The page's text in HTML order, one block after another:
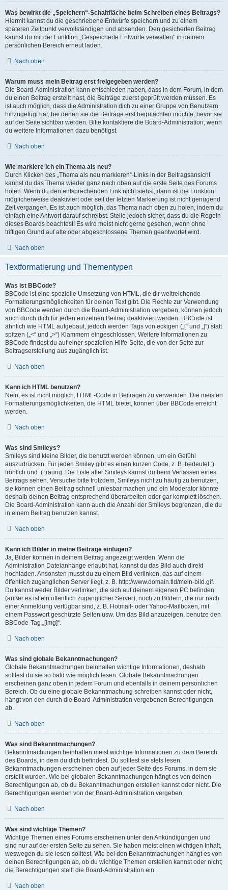
Was bewirkt die „Speichern“-Schaltfläche beim Schreiben eines Beitrags?
Hiermit kannst du die geschriebene Entwürfe speichern und zu einem
späteren Zeitpunkt vervollständigen und absenden. Den gesicherten Beitrag
kannst du mit der Funktion „Gespeicherte Entwürfe verwalten“ in deinem
persönlichen Bereich erneut laden.
Nach oben
Warum muss mein Beitrag erst freigegeben werden?
Die Board-Administration kann entschieden haben, dass in dem Forum, in dem
du einen Beitrag erstellt hast, die Beiträge zuerst geprüft werden müssen. Es
ist auch möglich, dass die Administration dich zu einer Gruppe von Benutzern
hinzugefügt hat, bei denen sie die Beiträge erst begutachten möchte, bevor sie
auf der Seite sichtbar werden. Bitte kontaktiere die Board-Administration, wenn
du weitere Informationen dazu benötigst.
Nach oben
Wie markiere ich ein Thema als neu?
Durch Klicken des „Thema als neu markieren“-Links in der Beitragsansicht
kannst du das Thema wieder ganz nach oben auf die erste Seite des Forums
holen. Wenn du den entsprechenden Link nicht siehst, dann ist die Funktion
möglicherweise deaktiviert oder seit der letzten Markierung ist nicht genügend
Zeit vergangen. Es ist auch möglich, das Thema nach oben zu holen, indem du
einfach eine Antwort darauf schreibst. Stelle jedoch sicher, dass du die Regeln
dieses Boards beachtest! Es wird meist nicht gerne gesehen, wenn ohne
triftigen Grund auf alte oder abgeschlossene Themen geantwortet wird.
Nach oben
Textformatierung und Thementypen
Was ist BBCode?
BBCode ist eine spezielle Umsetzung von HTML, die dir weitreichende
Formatierungsmöglichkeiten für deinen Text gibt. Die Rechte zur Verwendung
von BBCode werden durch die Board-Administration vergeben, können jedoch
auch durch dich für jeden einzelnen Beitrag deaktiviert werden. BBCode ist
ähnlich wie HTML aufgebaut, jedoch werden Tags von eckigen („[“ und „]“) statt
spitzen („<“ und „>“) Klammern eingeschlossen. Weitere Informationen zu
BBCode findest du auf einer speziellen Hilfe-Seite, die von der Seite zur
Beitragserstellung aus zugänglich ist.
Nach oben
Kann ich HTML benutzen?
Nein, es ist nicht möglich, HTML-Code in Beiträgen zu verwenden. Die meisten
Formatierungsmöglichkeiten, die HTML bietet, können über BBCode erreicht
werden.
Nach oben
Was sind Smileys?
Smileys sind kleine Bilder, die benutzt werden können, um ein Gefühl
auszudrücken. Für jeden Smiley gibt es einen kurzen Code, z. B. bedeutet :)
fröhlich und :( traurig. Die Liste aller Smileys kannst du beim Verfassen eines
Beitrags sehen. Versuche bitte trotzdem, Smileys nicht zu häufig zu benutzen,
sie können einen Beitrag schnell unlesbar machen und ein Moderator könnte
deshalb deinen Beitrag entsprechend überarbeiten oder gar komplett löschen.
Die Board-Administration kann auch die Anzahl der Smileys begrenzen, die du
in einem Beitrag benutzen kannst.
Nach oben
Kann ich Bilder in meine Beiträge einfügen?
Ja, Bilder können in deinem Beitrag angezeigt werden. Wenn die
Administration Dateianhänge erlaubt hat, kannst du das Bild auch direkt
hochladen. Ansonsten musst du zu einem Bild verlinken, das auf einem
öffentlich zugänglichen Server liegt, z. B. http://www.domain.tld/mein-bild.gif.
Du kannst weder Bilder verlinken, die sich auf deinem eigenen PC befinden
(außer es ist ein öffentlich zugänglicher Server), noch zu Bildern, die nur nach
einer Anmeldung verfügbar sind, z. B. Hotmail- oder Yahoo-Mailboxen, mit
einem Passwort geschützte Seiten usw. Um das Bild anzuzeigen, benutze den
BBCode-Tag „[img]“.
Nach oben
Was sind globale Bekanntmachungen?
Globale Bekanntmachungen beinhalten wichtige Informationen, deshalb
solltest du sie so bald wie möglich lesen. Globale Bekanntmachungen
erscheinen ganz oben in jedem Forum und ebenfalls in deinem persönlichen
Bereich. Ob du eine globale Bekanntmachung schreiben kannst oder nicht,
hängt von den durch die Board-Administration vergebenen Berechtigungen
ab.
Nach oben
Was sind Bekanntmachungen?
Bekanntmachungen beinhalten meist wichtige Informationen zu dem Bereich
des Boards, in dem du dich befindest. Du solltest sie stets lesen.
Bekanntmachungen erscheinen oben auf jeder Seite des Forums, in dem sie
erstellt wurden. Wie bei globalen Bekanntmachungen hängt es von deinen
Berechtigungen ab, ob du Bekanntmachungen erstellen kannst oder nicht. Die
Berechtigungen werden von der Board-Administration vergeben.
Nach oben
Was sind wichtige Themen?
Wichtige Themen eines Forums erscheinen unter den Ankündigungen und
sind nur auf der ersten Seite zu sehen. Sie haben meist einen wichtigen Inhalt,
weswegen du sie lesen solltest. Wie bei den Bekanntmachungen hängt es von
deinen Berechtigungen ab, ob du wichtige Themen erstellen kannst oder nicht;
die Berechtigungen stellt die Board-Administration ein.
Nach oben